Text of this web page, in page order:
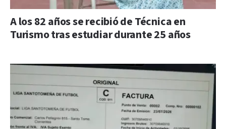
A los 82 años se recibió de Técnica en
Turismo tras estudiar durante 25 años